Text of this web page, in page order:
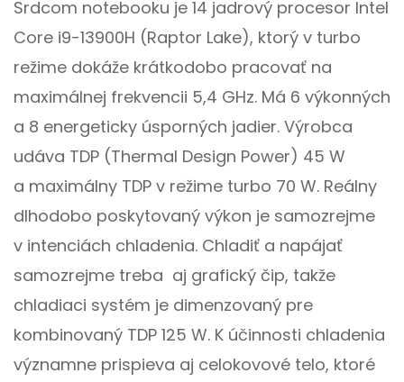
Srdcom notebooku je 14 jadrový procesor Intel
Core i9-13900H (Raptor Lake), ktorý v turbo
režime dokáže krátkodobo pracovať na
maximálnej frekvencii 5,4 GHz. Má 6 výkonných
a 8 energeticky úsporných jadier. Výrobca
udáva TDP (Thermal Design Power) 45 W
a maximálny TDP v režime turbo 70 W. Reálny
dlhodobo poskytovaný výkon je samozrejme
v intenciách chladenia. Chladiť a napájať
samozrejme treba aj grafický čip, takže
chladiaci systém je dimenzovaný pre
kombinovaný TDP 125 W. K účinnosti chladenia
významne prispieva aj celokovové telo, ktoré